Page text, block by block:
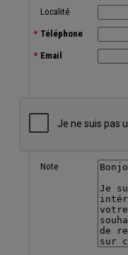
Localité
Téléphone
Email
Note